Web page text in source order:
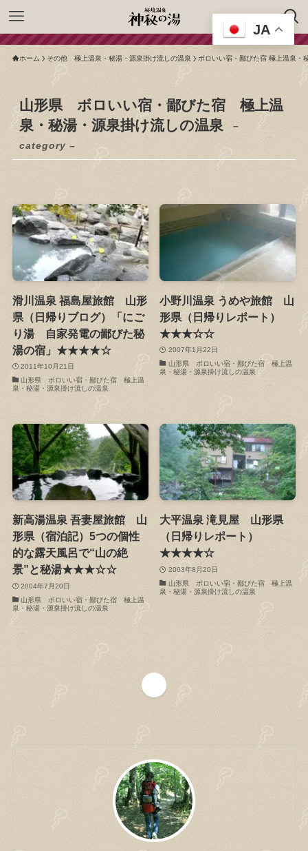
ホーム その他 極上温泉・秘湯・源泉掛け流しの温泉 ボロいい宿・鄙びた宿 極上温泉・
山形県 ボロいい宿・鄙びた宿 極上温
泉・秘湯・源泉掛け流しの温泉
–
category –
滑川温泉 福島屋旅館 山形
県（日帰りブログ）「にご
り湯 自家発電の鄙びた秘
湯の宿」★★★★☆
2011年10月21日
山形県 ボロいい宿・鄙びた宿 極上温
泉・秘湯・源泉掛け流しの温泉
小野川温泉 うめや旅館 山
形県（日帰りレポート）
★★★☆☆
2007年1月22日
山形県 ボロいい宿・鄙びた宿 極上温
泉・秘湯・源泉掛け流しの温泉
新高湯温泉 吾妻屋旅館 山
形県（宿泊記）5つの個性
的な露天風呂で“山の絶
景”と秘湯★★★☆☆
2004年7月20日
山形県 ボロいい宿・鄙びた宿 極上温
泉・秘湯・源泉掛け流しの温泉
大平温泉 滝見屋 山形県
（日帰りレポート）
★★★★☆
2003年8月20日
山形県 ボロいい宿・鄙びた宿 極上温
泉・秘湯・源泉掛け流しの温泉
JA